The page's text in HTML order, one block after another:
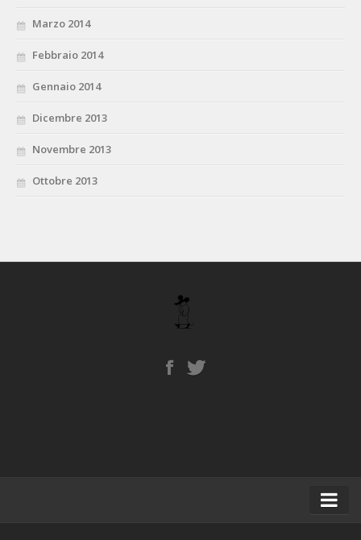
Marzo 2014
Febbraio 2014
Gennaio 2014
Dicembre 2013
Novembre 2013
Ottobre 2013